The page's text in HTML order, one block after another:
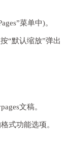
菜单中)。
“默认缩放”弹出
文稿。
式功能选项。